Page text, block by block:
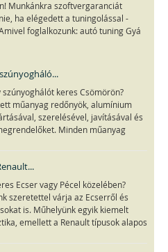
Munkánkra szoftvergaranciát
ha elégedett a tuningolással -
foglalkozunk: autó tuning Gyá
keres Csömörön?
műanyag redőnyök, alumínium
szerelésével, javításával és
Minden műanyag
Ecser vagy Pécel közelében?
szeretettel várja az Ecserről és
is. Műhelyünk egyik kiemelt
emellett a Renault típusok alapos